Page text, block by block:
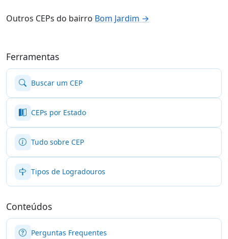
Outros CEPs do bairro Bom Jardim →
Ferramentas
Buscar um CEP
CEPs por Estado
Tudo sobre CEP
Tipos de Logradouros
Conteúdos
Perguntas Frequentes